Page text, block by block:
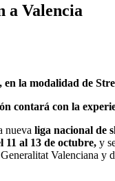
a Valencia
en la modalidad de
contará con la
nueva liga nacional de
11 al 13 de octubre, y
Valenciana y